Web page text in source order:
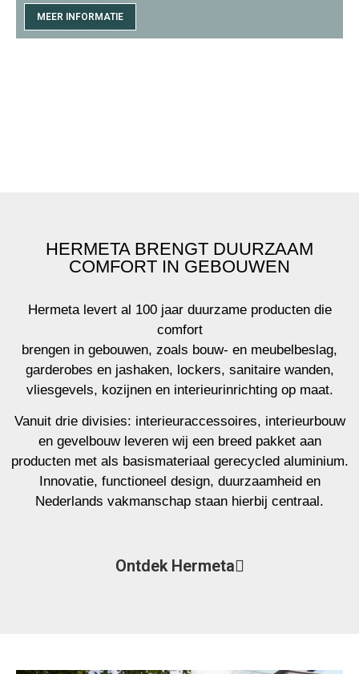
MEER INFORMATIE
HERMETA BRENGT DUURZAAM
COMFORT IN GEBOUWEN
Hermeta levert al 100 jaar duurzame producten die
comfort
brengen in gebouwen, zoals bouw- en meubelbeslag,
garderobes en jashaken, lockers, sanitaire wanden,
vliesgevels, kozijnen en interieurinrichting op maat.
Vanuit drie divisies: interieuraccessoires, interieurbouw
en gevelbouw leveren wij een breed pakket aan
producten met als basismateriaal gerecycled aluminium.
Innovatie, functioneel design, duurzaamheid en
Nederlands vakmanschap staan hierbij centraal.
Ontdek Hermeta